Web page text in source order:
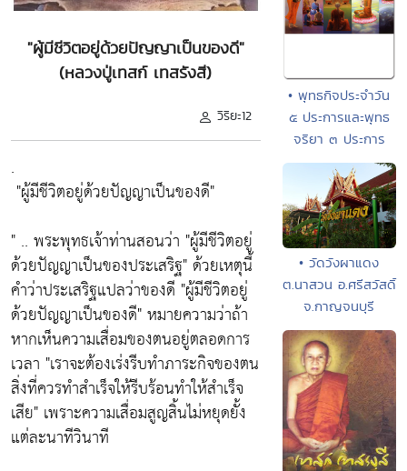
"ผู้มีชีวิตอยู่ด้วยปัญญาเป็นของดี"
(หลวงปู่เทสก์ เทสรังสี)
วิริยะ12
.
"ผู้มีชีวิตอยู่ด้วยปัญญาเป็นของดี"
" .. พระพุทธเจ้าท่านสอนว่า "ผู้มีชีวิตอยู่
ด้วยปัญญาเป็นของประเสริฐ"ด้วยเหตุนี้
คำว่าประเสริฐแปลว่าของดี "ผู้มีชีวิตอยู่
ด้วยปัญญาเป็นของดี"หมายความว่าถ้า
หากเห็นความเสื่อมของตนอยู่ตลอดการ
เวลา "เราจะต้องเร่งรีบทำภาระกิจของตน
สิ่งที่ควรทำสำเร็จให้รีบร้อนทำให้สำเร็จ
เสีย" เพราะความเสื่อมสูญสิ้นไม่หยุดยั้ง
แต่ละนาทีวินาที
• พุทธกิจประจำวัน
๕ ประการและพุทธ
จริยา ๓ ประการ
• วัดวังผาแดง
ต.นาสวน อ.ศรีสวัสดิ์
จ.กาญจนบุรี